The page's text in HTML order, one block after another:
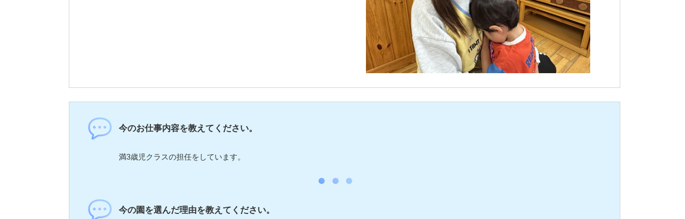
今のお仕事内容を教えてください。
満3歳児クラスの担任をしています。
今の園を選んだ理由を教えてください。